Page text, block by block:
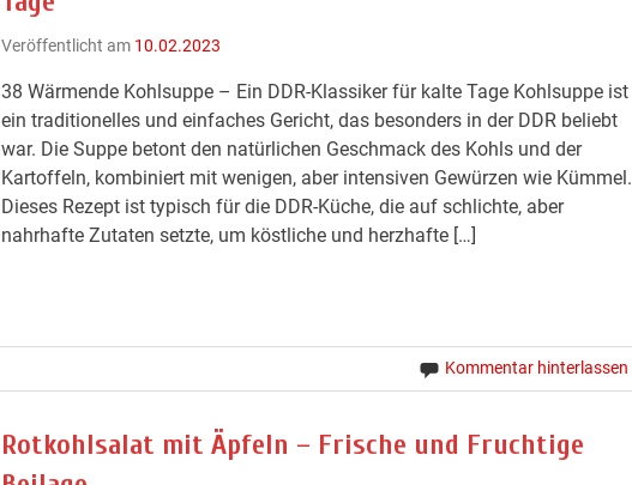
Veröffentlicht am 10.02.2023
38 Wärmende Kohlsuppe – Ein DDR-Klassiker für kalte Tage Kohlsuppe ist
ein traditionelles und einfaches Gericht, das besonders in der DDR beliebt
war. Die Suppe betont den natürlichen Geschmack des Kohls und der
Kartoffeln, kombiniert mit wenigen, aber intensiven Gewürzen wie Kümmel.
Dieses Rezept ist typisch für die DDR-Küche, die auf schlichte, aber
nahrhafte Zutaten setzte, um köstliche und herzhafte […]
Kommentar hinterlassen
Rotkohlsalat mit Äpfeln – Frische und Fruchtige